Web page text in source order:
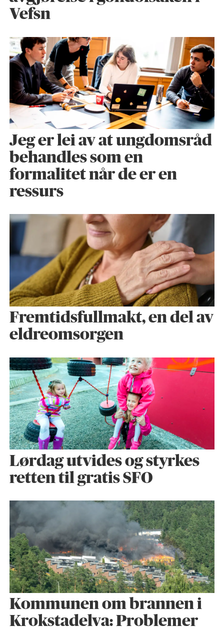
Vefsn
Jeg er lei av at ungdomsråd
behandles som en
formalitet når de er en
ressurs
Fremtidsfullmakt, en del av
eldreomsorgen
Lørdag utvides og styrkes
retten til gratis SFO
Kommunen om brannen i
Krokstadelva: Problemer